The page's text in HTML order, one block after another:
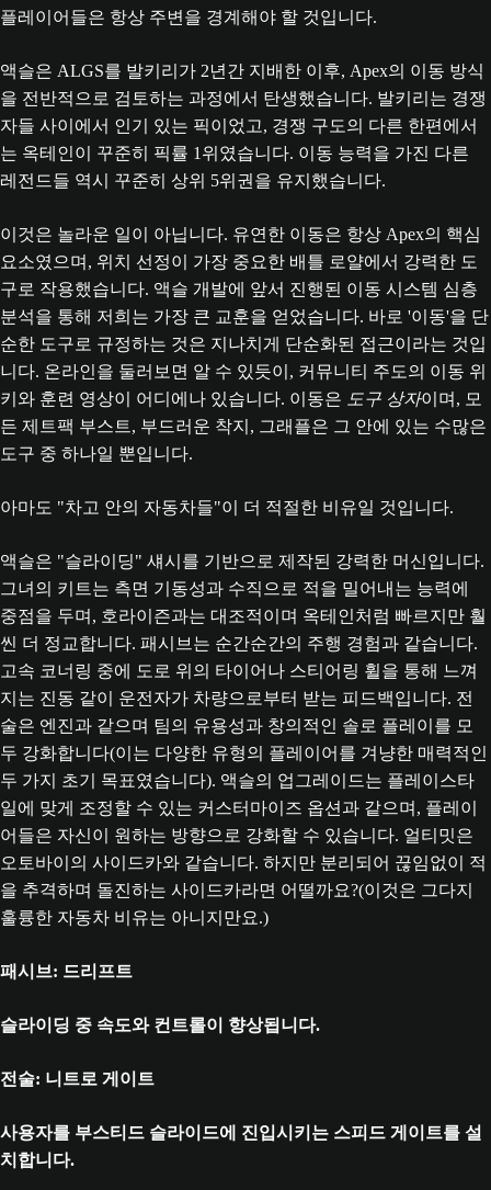
플레이어들은 항상 주변을 경계해야 할 것입니다.
액슬은 ALGS를 발키리가 2년간 지배한 이후, Apex의 이동 방식
을 전반적으로 검토하는 과정에서 탄생했습니다. 발키리는 경쟁
자들 사이에서 인기 있는 픽이었고, 경쟁 구도의 다른 한편에서
는 옥테인이 꾸준히 픽률 1위였습니다. 이동 능력을 가진 다른
레전드들 역시 꾸준히 상위 5위권을 유지했습니다.
이것은 놀라운 일이 아닙니다. 유연한 이동은 항상 Apex의 핵심
요소였으며, 위치 선정이 가장 중요한 배틀 로얄에서 강력한 도
구로 작용했습니다. 액슬 개발에 앞서 진행된 이동 시스템 심층
분석을 통해 저희는 가장 큰 교훈을 얻었습니다. 바로 '이동'을 단
순한 도구로 규정하는 것은 지나치게 단순화된 접근이라는 것입
니다. 온라인을 둘러보면 알 수 있듯이, 커뮤니티 주도의 이동 위
키와 훈련 영상이 어디에나 있습니다. 이동은 도구 상자이며, 모
든 제트팩 부스트, 부드러운 착지, 그래플은 그 안에 있는 수많은
도구 중 하나일 뿐입니다.
아마도 "차고 안의 자동차들"이 더 적절한 비유일 것입니다.
액슬은 "슬라이딩" 섀시를 기반으로 제작된 강력한 머신입니다.
그녀의 키트는 측면 기동성과 수직으로 적을 밀어내는 능력에
중점을 두며, 호라이즌과는 대조적이며 옥테인처럼 빠르지만 훨
씬 더 정교합니다. 패시브는 순간순간의 주행 경험과 같습니다.
고속 코너링 중에 도로 위의 타이어나 스티어링 휠을 통해 느껴
지는 진동 같이 운전자가 차량으로부터 받는 피드백입니다. 전
술은 엔진과 같으며 팀의 유용성과 창의적인 솔로 플레이를 모
두 강화합니다(이는 다양한 유형의 플레이어를 겨냥한 매력적인
두 가지 초기 목표였습니다). 액슬의 업그레이드는 플레이스타
일에 맞게 조정할 수 있는 커스터마이즈 옵션과 같으며, 플레이
어들은 자신이 원하는 방향으로 강화할 수 있습니다. 얼티밋은
오토바이의 사이드카와 같습니다. 하지만 분리되어 끊임없이 적
을 추격하며 돌진하는 사이드카라면 어떨까요?(이것은 그다지
훌륭한 자동차 비유는 아니지만요.)
패시브: 드리프트
슬라이딩 중 속도와 컨트롤이 향상됩니다.
전술: 니트로 게이트
사용자를 부스티드 슬라이드에 진입시키는 스피드 게이트를 설
치합니다.